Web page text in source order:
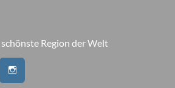
Region der Welt